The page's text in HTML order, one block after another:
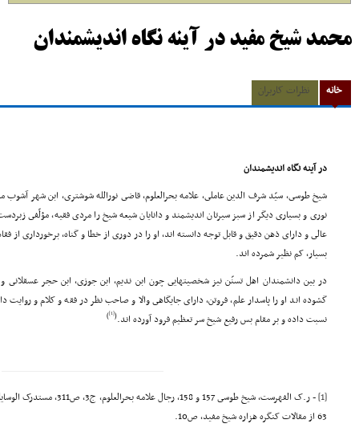
محمد شیخ مفید در آینه نگاه اندیشمندان
خانه نظرات کاربران
در آینه نگاه اندیشمندان
شیخ طوسى، سیّد شرف الدین عاملى، علامه بحرالعلوم، قاضى نورالله شوشترى، ابن شهر آشوب
نورى و بسیارى دیگر از سبز سیرتان اندیشمند و دانایان شیعه شیخ را مردى فقیه، مؤلّفى
عالى و داراى ذهن دقیق و قابل توجه دانسته اند، او را در دورى از خطا و گناه، برخوردارى
بسیار، کم نظیر شمرده اند.
در بین دانشمندان اهل تسنّن نیز شخصیتهایى چون ابن ندیم، ابن جوزى، ابن حجر عسقلانى
گشوده اند او را پاسدار علم، فروتن، داراى جایگاهى والا و صاحب نظر در فقه و کلام و روایت
نسبت داده و بر مقام بس رفیع شیخ سر تعظیم فرود آورده اند.(
[1]
)
[1]
63 از مقالات کنگره هزاره شیخ مفید، ص10.